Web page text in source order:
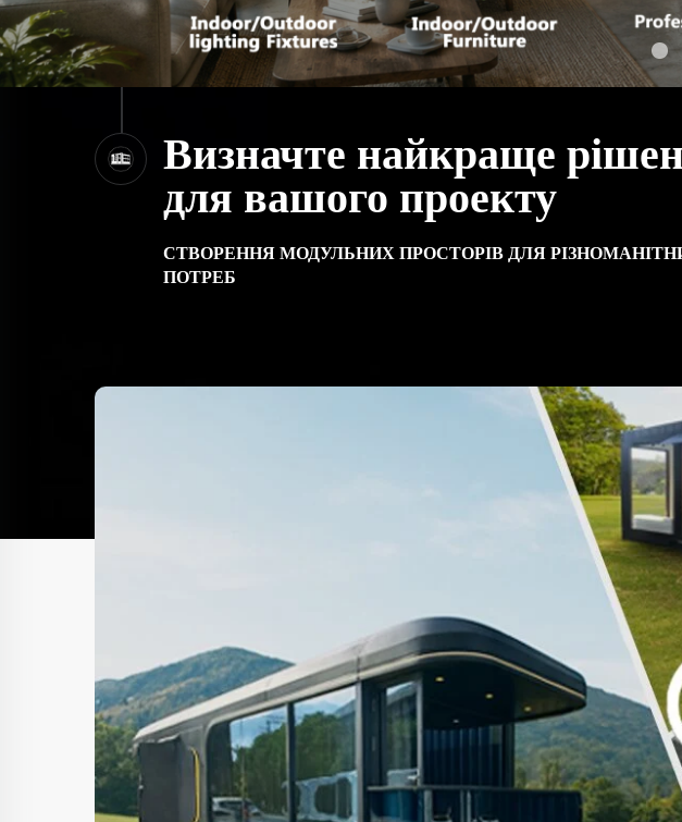
Визначте найкраще
для вашого проекту
СТВОРЕННЯ МОДУЛЬНИХ ПРОСТОРІВ ДЛЯ
ПОТРЕБ